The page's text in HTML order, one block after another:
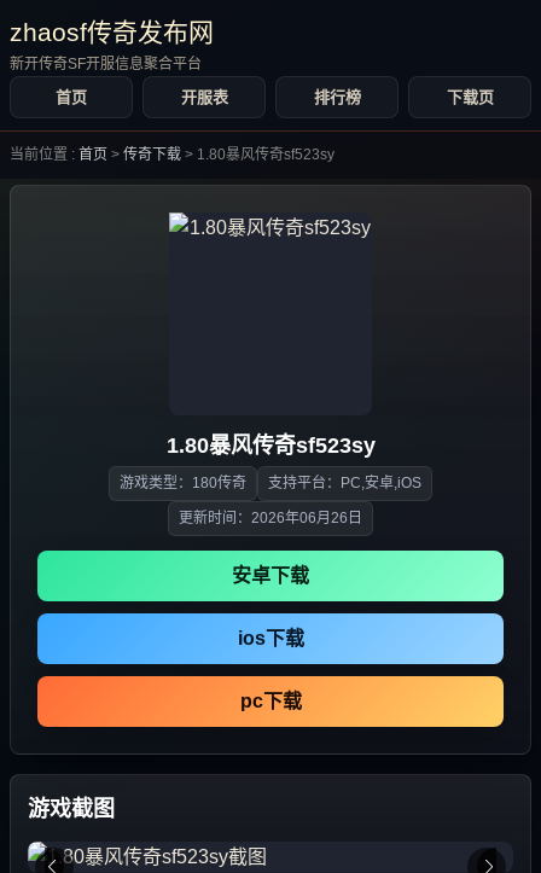
zhaosf传奇发布网
新开传奇SF开服信息聚合平台
首页 开服表 排行榜 下载页
当前位置 : 首页 > 传奇下载 > 1.80暴风传奇sf523sy
1.80暴风传奇sf523sy
游戏类型：180传奇 支持平台：PC,安卓,iOS
更新时间：2026年06月26日
安卓下载
ios下载
pc下载
游戏截图